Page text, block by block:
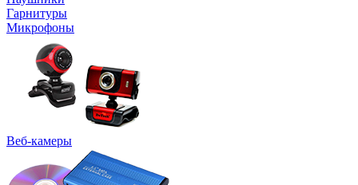
Гарнитуры
Микрофоны
Веб-камеры